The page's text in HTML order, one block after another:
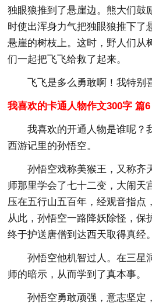
独眼狼推到了悬崖边。熊大们鼓
时使出浑身力气把独眼狼推下了
悬崖的树枝上。这时，野人们从
们一起把飞飞给救了起来。
飞飞是多么勇敢啊！我特别
我喜欢的卡通人物作文300字 篇6
我喜欢的开通人物是谁呢？
西游记里的孙悟空。
孙悟空戏称美猴王，又称齐
师那里学会了七十二变，大闹天
压在五行山五百年，经观音指点
从此，孙悟空一路降妖除怪，保
终于护送唐僧到达西天取得真经。
孙悟空他机智过人。在三星
师的暗示，从而学到了真本事。
孙悟空勇敢顽强，意志坚定